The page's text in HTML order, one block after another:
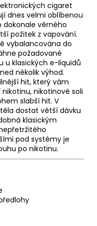
cigaret
dnes velmi oblíbenou
dokonale věrného
požitek z vapování.
vybalancována do
požadované
u klasických e-liquidů
několik výhod.
hit, který vám
nikotinové soli
slabší hit. V
dostat větší dávku
klasickým
pod systémy je
po nikotinu.